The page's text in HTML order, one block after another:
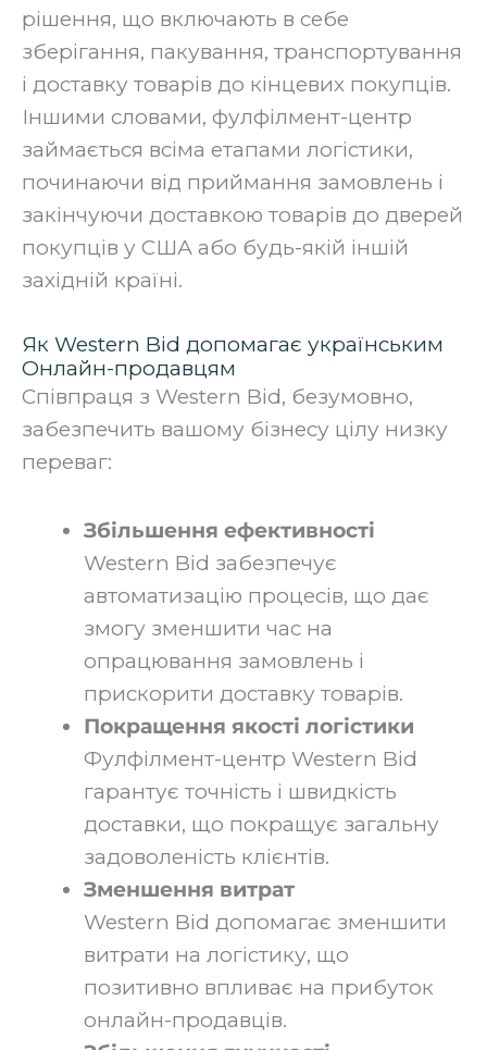
рішення, що включають в себе
зберігання, пакування, транспортування
і доставку товарів до кінцевих покупців.
Іншими словами, фулфілмент-центр
займається всіма етапами логістики,
починаючи від приймання замовлень і
закінчуючи доставкою товарів до дверей
покупців у США або будь-якій іншій
західній країні.
Як Western Bid допомагає українським
Онлайн-продавцям
Співпраця з Western Bid, безумовно,
забезпечить вашому бізнесу цілу низку
переваг:
Збільшення ефективності
Western Bid забезпечує
автоматизацію процесів, що дає
змогу зменшити час на
опрацювання замовлень і
прискорити доставку товарів.
Покращення якості логістики
Фулфілмент-центр Western Bid
гарантує точність і швидкість
доставки, що покращує загальну
задоволеність клієнтів.
Зменшення витрат
Western Bid допомагає зменшити
витрати на логістику, що
позитивно впливає на прибуток
онлайн-продавців.